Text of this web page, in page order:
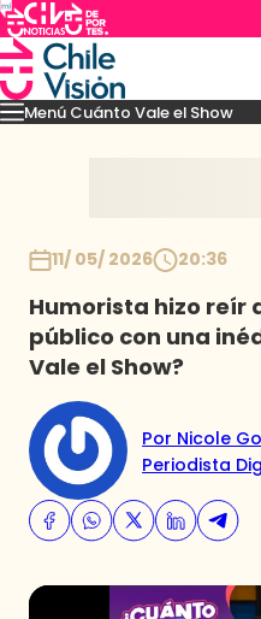
Menú Cuánto Vale el Show
Momentos
11/ 05/ 2026 20:36
Humorista hizo reír
público con una
Vale el Show?
Por Nicole
Periodista
Imperdibles
Club De La Comedia